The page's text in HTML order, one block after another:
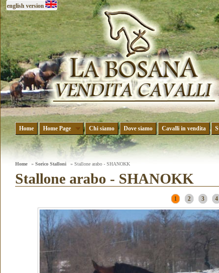
english version
Home Home Page Chi siamo Dove siamo Cavalli in vendita
Home » Sorico Stalloni » Stallone arabo - SHANOKK
Stallone arabo - SHANOKK
1 2 3 4